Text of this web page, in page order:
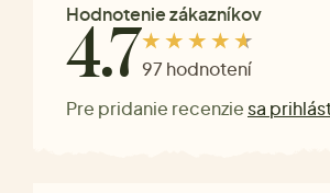
Hodnotenie zákazníkov
4.797 hodnotení
Pre pridanie recenzie sa